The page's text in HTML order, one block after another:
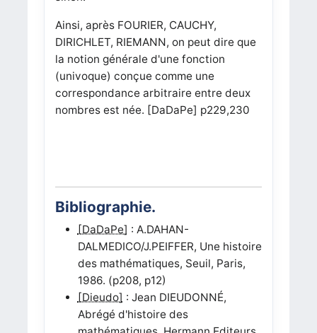
Ainsi, après FOURIER, CAUCHY,
DIRICHLET, RIEMANN, on peut dire que
la notion générale d'une fonction
(univoque) conçue comme une
correspondance arbitraire entre deux
nombres est née. [DaDaPe] p229,230
Bibliographie.
[DaDaPe] : A.DAHAN-
DALMEDICO/J.PEIFFER, Une histoire
des mathématiques, Seuil, Paris,
1986. (p208, p12)
[Dieudo] : Jean DIEUDONNÉ,
Abrégé d'histoire des